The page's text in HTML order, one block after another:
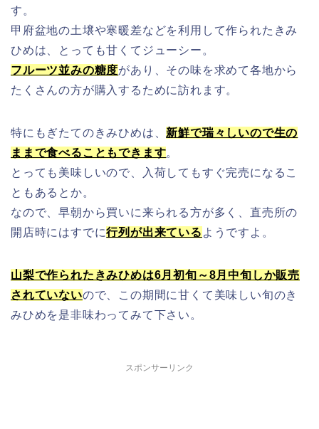
す。
甲府盆地の土壌や寒暖差などを利用して作られたきみ
ひめは、とっても甘くてジューシー。
フルーツ並みの糖度があり、その味を求めて各地から
たくさんの方が購入するために訪れます。
特にもぎたてのきみひめは、 新鮮で瑞々しいので生の
ままで食べることもできます。
とっても美味しいので、入荷してもすぐ完売になるこ
ともあるとか。
なので、早朝から買いに来られる方が多く、直売所の
開店時にはすでに行列が出来ている ようですよ。
山梨で作られたきみひめは6月初旬～8月中旬しか販売
されていないので、この期間に甘くて美味しい旬のき
みひめを是非味わってみて下さい。
スポンサーリンク